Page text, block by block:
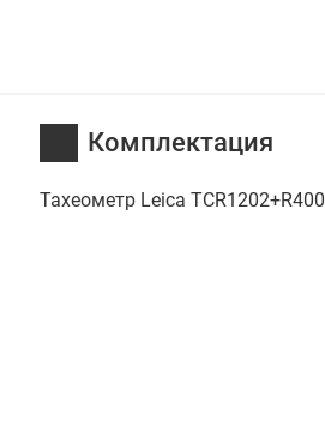
Комплектация
Тахеометр Leica TCR1202+R400